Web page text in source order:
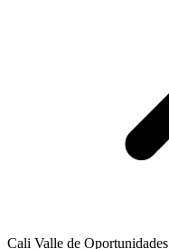
Cali Valle de Oportunidades